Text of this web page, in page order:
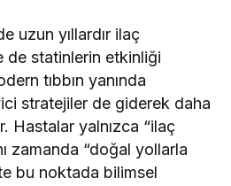
uzun yıllardır ilaç
de statinlerin etkinliği
tıbbın yanında
stratejiler de giderek daha
Hastalar yalnızca “ilaç
zamanda “doğal yollarla
bu noktada bilimsel